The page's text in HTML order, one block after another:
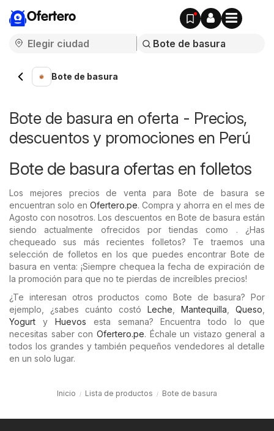
Ofertero
Bote de basura
Bote de basura en oferta - Precios,
descuentos y promociones en Perú
Bote de basura ofertas en folletos
Los mejores precios de venta para Bote de basura se
encuentran solo en Ofertero.pe. Compra y ahorra en el mes de
Agosto con nosotros. Los descuentos en Bote de basura están
siendo actualmente ofrecidos por tiendas como . ¿Has
chequeado sus más recientes folletos? Te traemos una
selección de folletos en los que puedes encontrar Bote de
basura en venta: ¡Siempre chequea la fecha de expiración de
la promoción para que no te pierdas de increíbles precios!
¿Te interesan otros productos como Bote de basura? Por
ejemplo, ¿sabes cuánto costó Leche Mantequilla Queso
Yogurt y Huevos esta semana? Encuentra todo lo que
necesitas saber con Ofertero.pe. Échale un vistazo general a
todos los grandes y también pequeños vendedores al detalle
en un solo lugar.
Inicio Lista de productos Bote de basura